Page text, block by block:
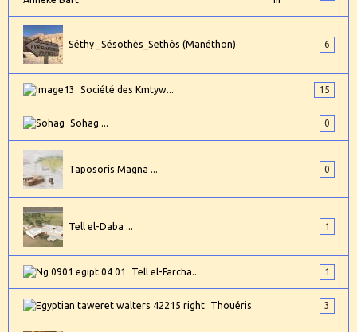
Séthy _Sésothès_Sethôs (Manéthon) 6
Société des Kmtyw... 15
Sohag ... 0
Taposoris Magna ... 0
Tell el-Daba ... 1
Tell el-Farcha... 1
Thouéris 3